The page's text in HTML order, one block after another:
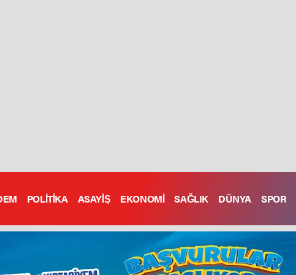
POLİTİKA ASAYİŞ EKONOMİ SAĞLIK DÜNYA SPOR